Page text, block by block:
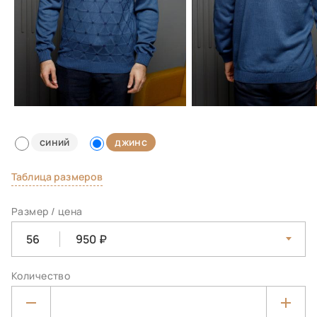
синий джинс
Таблица размеров
Размер / цена
56 950
Количество